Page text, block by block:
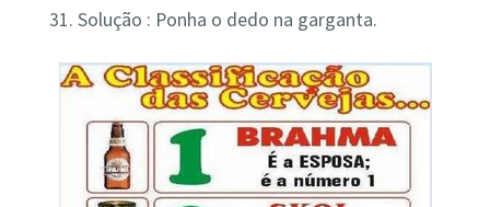
31. Solução : Ponha o dedo na garganta.